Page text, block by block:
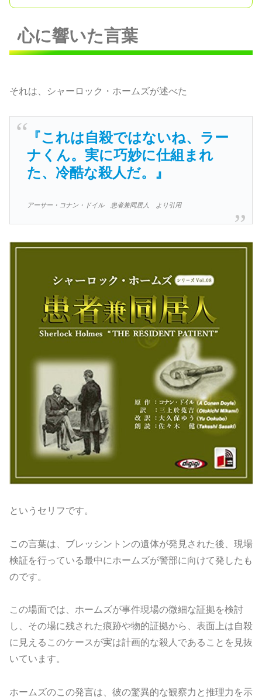
心に響いた言葉
それは、シャーロック・ホームズが述べた
『これは自殺ではないね、ラー
ナくん。実に巧妙に仕組まれ
た、冷酷な殺人だ。』
アーサー・コナン・ドイル 患者兼同居人 より引用
というセリフです。
この言葉は、ブレッシントンの遺体が発見された後、現場
検証を行っている最中にホームズが警部に向けて発したも
のです。
この場面では、ホームズが事件現場の微細な証拠を検討
し、その場に残された痕跡や物的証拠から、表面上は自殺
に見えるこのケースが実は計画的な殺人であることを見抜
いています。
ホームズのこの発言は、彼の驚異的な観察力と推理力を示